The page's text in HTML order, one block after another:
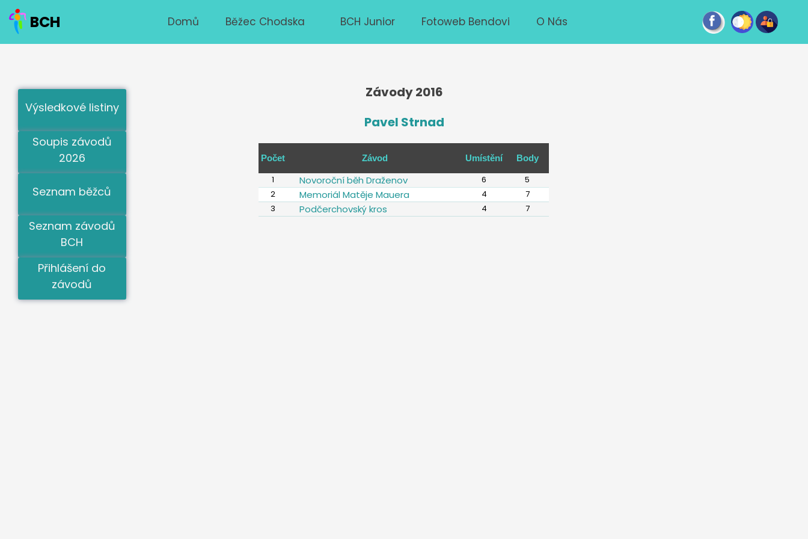
BCH Domů Běžec Chodska BCH Junior Fotoweb Bendovi O Nás
Výsledkové listiny
Soupis závodů
2026
Seznam běžců
Seznam závodů
BCH
Přihlášení do
závodů
Závody 2016
Pavel Strnad
Počet Závod Umístění Body
1 Novoroční běh Draženov 6
5
2
Memoriál Matěje Mauera 4
7
3
Podčerchovský kros 4 7